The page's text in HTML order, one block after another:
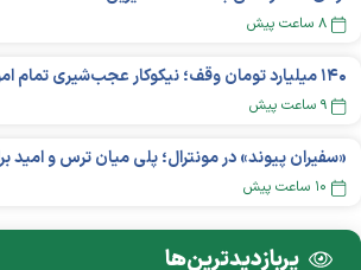
۸ ساعت پیش
۹ ساعت پیش
«سفیران پیوند» در مونترال؛ پلی میان ترس و امید
۱۰ ساعت پیش
پربازدید‌ترین‌ها